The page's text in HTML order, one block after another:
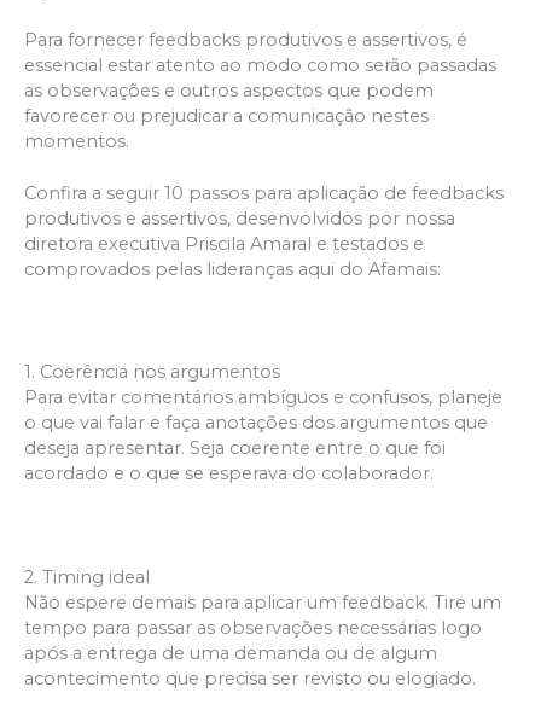
Para fornecer feedbacks produtivos e assertivos, é
essencial estar atento ao modo como serão passadas
as observações e outros aspectos que podem
favorecer ou prejudicar a comunicação nestes
momentos.
Confira a seguir 10 passos para aplicação de feedbacks
produtivos e assertivos, desenvolvidos por nossa
diretora executiva Priscila Amaral e testados e
comprovados pelas lideranças aqui do Afamais:
1. Coerência nos argumentos
Para evitar comentários ambíguos e confusos, planeje
o que vai falar e faça anotações dos argumentos que
deseja apresentar. Seja coerente entre o que foi
acordado e o que se esperava do colaborador.
2. Timing ideal
Não espere demais para aplicar um feedback. Tire um
tempo para passar as observações necessárias logo
após a entrega de uma demanda ou de algum
acontecimento que precisa ser revisto ou elogiado.